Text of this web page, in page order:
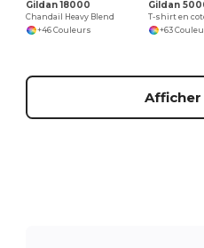
Gildan 18000
Chandail Heavy Blend
+46 Couleurs
Gildan
+63